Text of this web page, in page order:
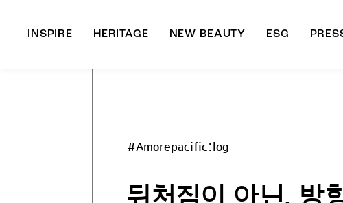
INSPIRE HERITAGE NEW BEAUTY ESG
#Amorepacific:log
뒤처짐이 아닌, 방